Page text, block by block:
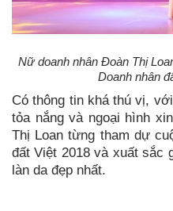
Nữ doanh nhân Đoàn Thị
Doanh nhân
Có thông tin khá thú vị,
tỏa nắng và ngoại hình
Thị Loan từng tham dự
đất Việt 2018 và xuất sắc
làn da đẹp nhất.